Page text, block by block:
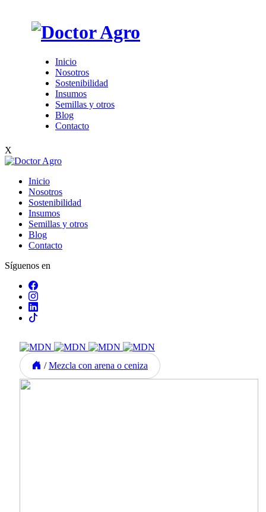
Inicio
Nosotros
Sostenibilidad
Insumos
Semillas y otros
Blog
Contacto
X
Inicio
Nosotros
Sostenibilidad
Insumos
Semillas y otros
Blog
Contacto
Síguenos en
/ Mezcla con arena o ceniza